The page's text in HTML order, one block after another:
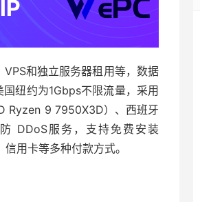
和独立服务器租用等，数据
纽约为1Gbps不限流量，采用
Ryzen 9 7950X3D）、西班牙
DDoS服务，支持免费安装
用卡等多种付款方式。